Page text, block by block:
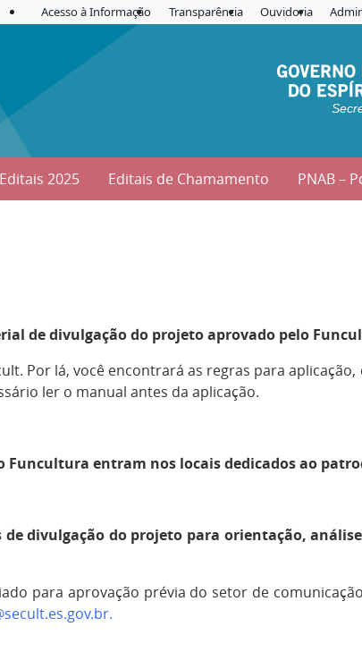
Acesso à Informação Transparência Ouvidoria
Editais 2025 Editais de Chamamento PNAB –
de divulgação do projeto aprovado pelo
Por lá, você encontrará as regras para
ler o manual antes da aplicação.
Funcultura entram nos locais dedicados ao
divulgação do projeto para orientação,
para aprovação prévia do setor de